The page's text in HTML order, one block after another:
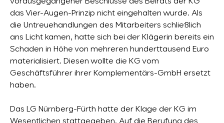
das Vier-Augen-Prinzip nicht eingehalten wurde. Als
die Untreuehandlungen des Mitarbeiters schließlich
ans Licht kamen, hatte sich bei der Klägerin bereits ein
Schaden in Höhe von mehreren hunderttausend Euro
materialisiert. Diesen wollte die KG vom
Geschäftsführer ihrer Komplementärs-GmbH ersetzt
haben.
Das LG Nürnberg-Fürth hatte der Klage der KG im
Wesentlichen stattgegeben. Auf die Berufung des